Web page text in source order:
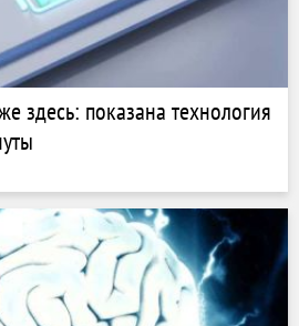
здесь: показана технология